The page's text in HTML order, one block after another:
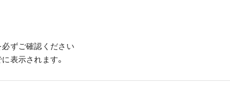
必ずご確認ください
表示されます。